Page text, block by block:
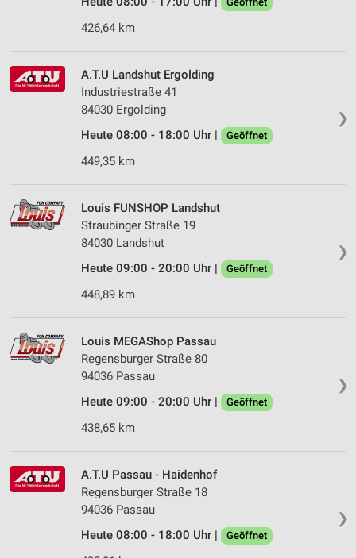
426,64 km
❯
A.T.U Landshut Ergolding
Industriestraße 41
84030 Ergolding
Heute 08:00 - 18:00 Uhr |
Geöffnet
449,35 km
❯
Louis FUNSHOP Landshut
Straubinger Straße 19
84030 Landshut
Heute 09:00 - 20:00 Uhr |
Geöffnet
448,89 km
❯
Louis MEGAShop Passau
Regensburger Straße 80
94036 Passau
Heute 09:00 - 20:00 Uhr |
Geöffnet
438,65 km
❯
A.T.U Passau - Haidenhof
Regensburger Straße 18
94036 Passau
Heute 08:00 - 18:00 Uhr |
Geöffnet